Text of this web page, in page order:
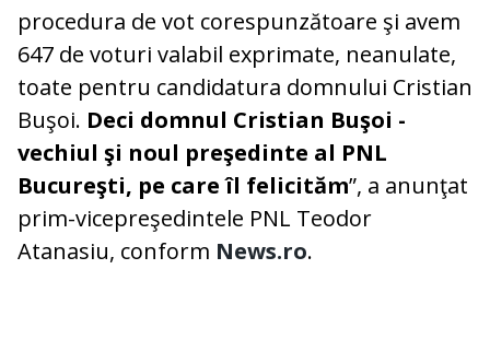
procedura de vot corespunzătoare şi avem
647 de voturi valabil exprimate, neanulate,
toate pentru candidatura domnului Cristian
Buşoi. Deci domnul Cristian Buşoi -
vechiul şi noul preşedinte al PNL
Bucureşti, pe care îl felicităm”, a anunţat
prim-vicepreşedintele PNL Teodor
Atanasiu, conform News.ro.